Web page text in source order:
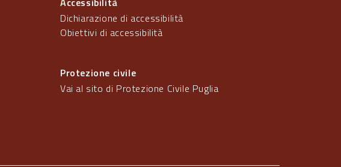
Dichiarazione di accessibilità
Obiettivi di accessibilità
Protezione civile
Vai al sito di Protezione Civile Puglia